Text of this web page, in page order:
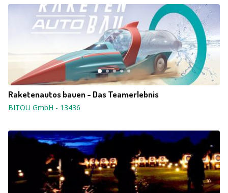
Raketenautos bauen - Das Teamerlebnis
BITOU GmbH - 13436